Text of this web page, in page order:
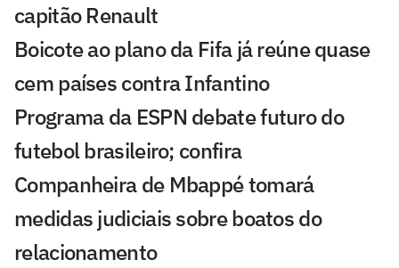
capitão Renault
Boicote ao plano da Fifa já reúne quase
cem países contra Infantino
Programa da ESPN debate futuro do
futebol brasileiro; confira
Companheira de Mbappé tomará
medidas judiciais sobre boatos do
relacionamento